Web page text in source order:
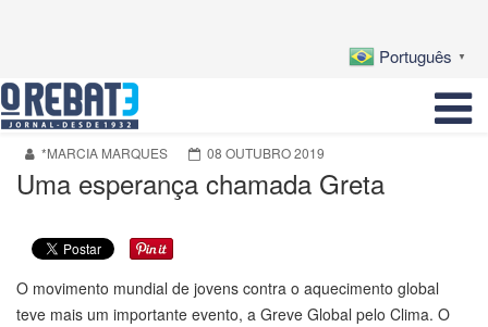
Português ▼
*MARCIA MARQUES 08 OUTUBRO 2019
Uma esperança chamada Greta
O movimento mundial de jovens contra o aquecimento global
teve mais um importante evento, a Greve Global pelo Clima. O